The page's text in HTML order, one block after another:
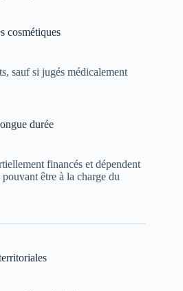
cosmétiques
sauf si jugés médicalement
durée
financés et dépendent
être à la charge du